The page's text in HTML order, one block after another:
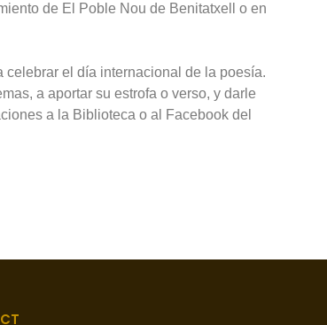
de El Poble Nou de Benitatxell o en
el día internacional de la poesía.
a aportar su estrofa o verso, y darle
a la Biblioteca o al Facebook del